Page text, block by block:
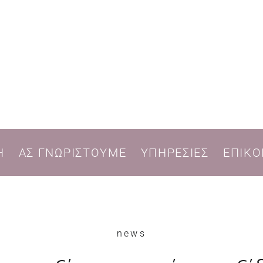
ΑΣ ΓΝΩΡΙΣΤΟΥΜΕ ΥΠΗΡΕΣΙΕΣ
news